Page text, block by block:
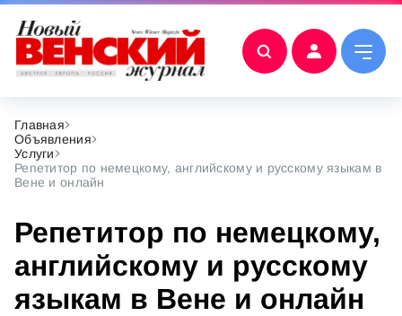
Главная
Объявления
Услуги
Репетитор по немецкому, английскому и русскому языкам в
Вене и онлайн
Репетитор по немецкому,
английскому и русскому
языкам в Вене и онлайн